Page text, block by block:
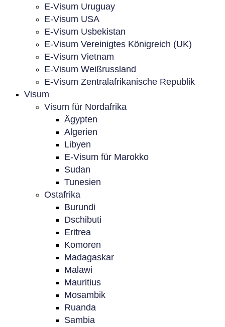
E-Visum Uruguay
E-Visum USA
E-Visum Usbekistan
E-Visum Vereinigtes Königreich (UK)
E-Visum Vietnam
E-Visum Weißrussland
E-Visum Zentralafrikanische Republik
Visum
Visum für Nordafrika
Ägypten
Algerien
Libyen
E-Visum für Marokko
Sudan
Tunesien
Ostafrika
Burundi
Dschibuti
Eritrea
Komoren
Madagaskar
Malawi
Mauritius
Mosambik
Ruanda
Sambia